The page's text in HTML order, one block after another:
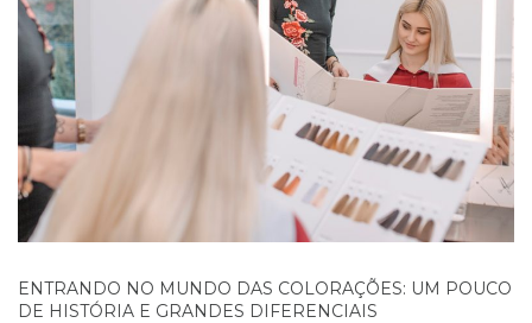
ENTRANDO NO MUNDO DAS COLORAÇÕES: UM POUCO
DE HISTÓRIA E GRANDES DIFERENCIAIS